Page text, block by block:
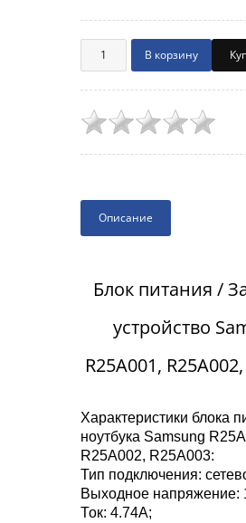
Описание
Блок питания /
устройство
R25A001,
Характеристики блока
ноутбука Samsung
R25A002, R25A003:
Тип подключения:
Выходное напряжение:
Ток: 4.74A;